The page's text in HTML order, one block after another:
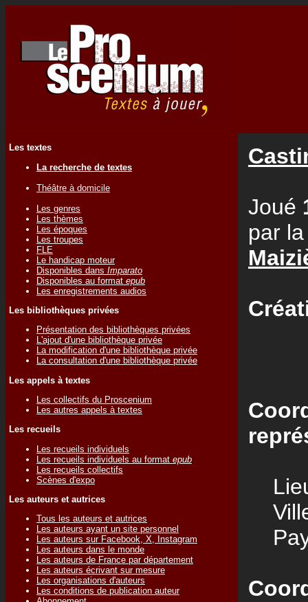
Les textes
La recherche de textes
Théâtre à domicile
Les genres
Les thèmes
Les époques
Les troupes
FLE
Le handicap moteur
Disponibles dans Imparato
Disponibles au format epub
Les enregistrements audios
Les bibliothèques privées
Présentation des bibliothèques privées
L'ajout d'une bibliothèque privée
La modification d'une bibliothèque privée
La consultation d'une bibliothèque privée
Les appels à textes
Les collectifs du Proscenium
Les autres appels à textes
Les recueils
Les recueils individuels
Les recueils individuels au format epub
Les recueils collectifs
Scènes d'expo
Les auteurs et autrices
Tous les auteurs et autrices
Les auteurs ayant un site personnel
Les auteurs sur Facebook, X, Instagram
Les auteurs dans le monde
Les auteurs de France par département
Les auteurs écrivant sur mesure
Les organisations d'auteurs
Les conditions de publication auteur
Joué
par